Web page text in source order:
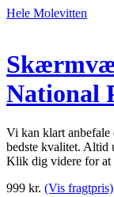
Hele Molevitten
National
Vi kan klart
bedste kvalitet. Altid
Klik dig videre for at
999 kr. (Vis fragtpris)